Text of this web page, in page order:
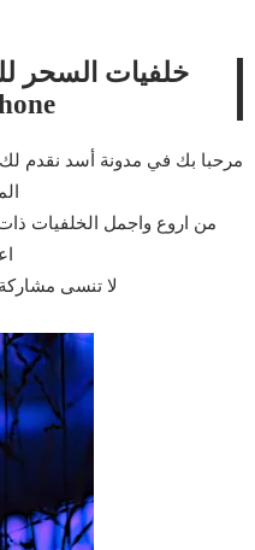
مرحبا بك في مدونة أسد نقدم
من اروع واجمل الخلفيات ذات
لا تنسى